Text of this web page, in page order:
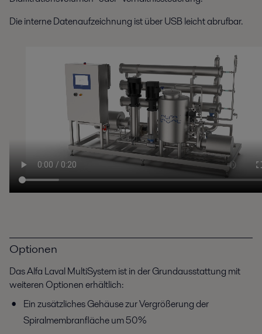
Die interne Datenaufzeichnung ist über USB leicht abrufbar.
Optionen
Das Alfa Laval MultiSystem ist in der Grundausstattung mit
weiteren Optionen erhältlich:
Ein zusätzliches Gehäuse zur Vergrößerung der
Spiralmembranfläche um 50%